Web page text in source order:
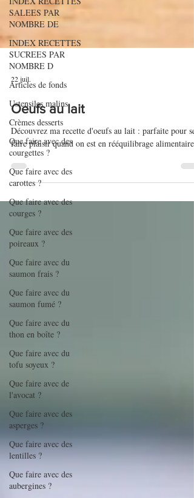
SALEES PAR
NOMBRE DE
INDEX RECETTES
SUCREES PAR
NOMBRE D
Articles de fonds
Ustensiles malins
Crèmes desserts
Que faire avec des
courgettes ?
Que faire avec des
carottes ?
Que faire avec des
courges ?
Que faire avec des
poireaux ?
Que faire avec du
saumon frais ?
Que faire avec du
saumon fumé ?
Que faire avec du
thon en boîte ?
Que faire avec du
tofu soyeux ?
Que faire avec de
l'avocat ?
Que faire avec des
asperges ?
Que faire avec des
lentilles ?
Que faire avec des
aubergines ?
22 juil.
Oeufs au lait
Découvrez ma recette d'oeufs au lait : parfaite pour se
faire plaisir quand on est en rééquilibrage alimentaire.